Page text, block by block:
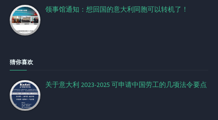
领事馆通知：想回国的意大利同胞可以转机了！
猜你喜欢
关于意大利 2023-2025 可申请中国劳工的几项法令要点